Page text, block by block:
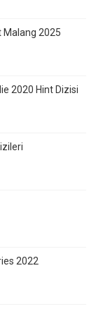
Malang 2025
2020 Hint Dizisi
2022